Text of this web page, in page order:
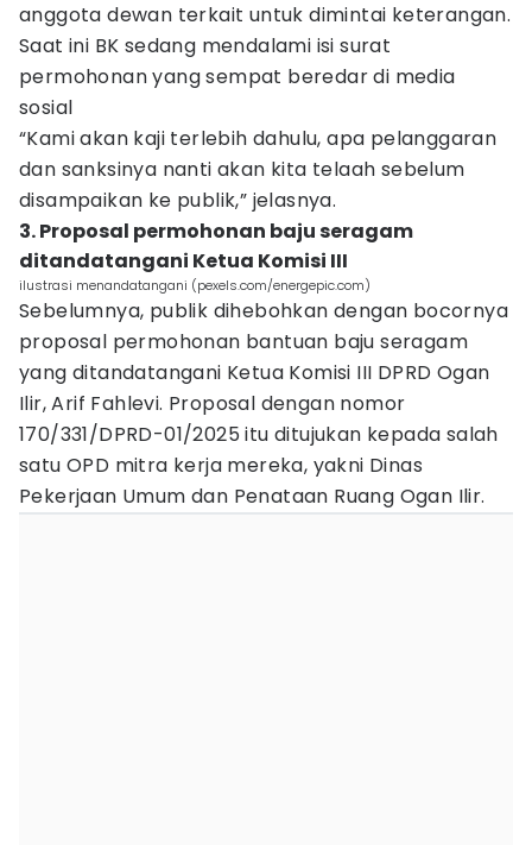
anggota dewan terkait untuk dimintai keterangan.
Saat ini BK sedang mendalami isi surat
permohonan yang sempat beredar di media
sosial
“Kami akan kaji terlebih dahulu, apa pelanggaran
dan sanksinya nanti akan kita telaah sebelum
disampaikan ke publik,” jelasnya.
3. Proposal permohonan baju seragam
ditandatangani Ketua Komisi III
ilustrasi menandatangani (pexels.com/energepic.com)
Sebelumnya, publik dihebohkan dengan bocornya
proposal permohonan bantuan baju seragam
yang ditandatangani Ketua Komisi III DPRD Ogan
Ilir, Arif Fahlevi. Proposal dengan nomor
170/331/DPRD-01/2025 itu ditujukan kepada salah
satu OPD mitra kerja mereka, yakni Dinas
Pekerjaan Umum dan Penataan Ruang Ogan Ilir.